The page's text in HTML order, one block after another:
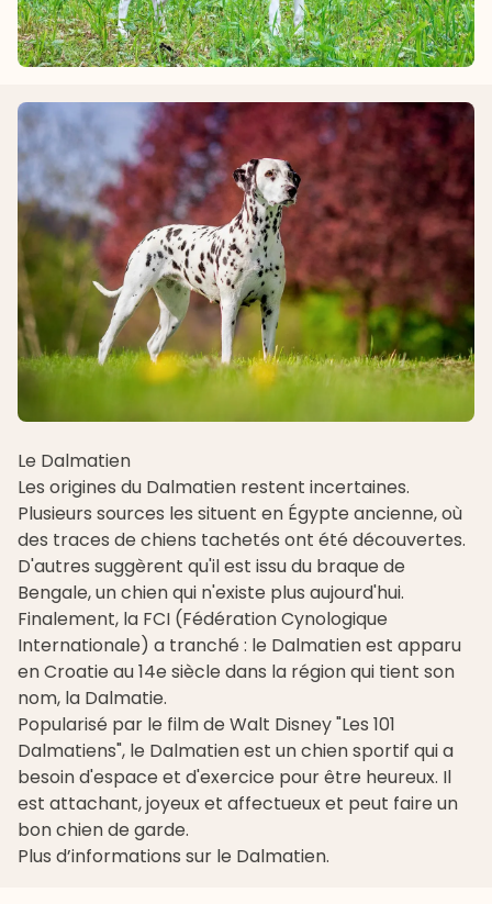
Le Dalmatien
Les origines du Dalmatien restent incertaines.
Plusieurs sources les situent en Égypte ancienne, où
des traces de chiens tachetés ont été découvertes.
D'autres suggèrent qu'il est issu du braque de
Bengale, un chien qui n'existe plus aujourd'hui.
Finalement, la FCI (Fédération Cynologique
Internationale) a tranché : le Dalmatien est apparu
en Croatie au 14e siècle dans la région qui tient son
nom, la Dalmatie.
Popularisé par le film de Walt Disney "Les 101
Dalmatiens", le Dalmatien est un chien sportif qui a
besoin d'espace et d'exercice pour être heureux. Il
est attachant, joyeux et affectueux et peut faire un
bon chien de garde.
Plus d’informations sur le Dalmatien.